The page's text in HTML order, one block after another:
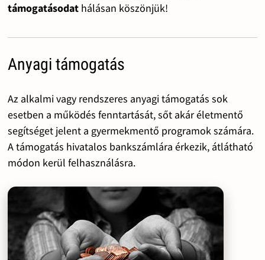
támogatásodat hálásan köszönjük!
Anyagi támogatás
Az alkalmi vagy rendszeres anyagi támogatás sok
esetben a működés fenntartását, sőt akár életmentő
segítséget jelent a gyermekmentő programok számára.
A támogatás hivatalos bankszámlára érkezik, átlátható
módon kerül felhasználásra.